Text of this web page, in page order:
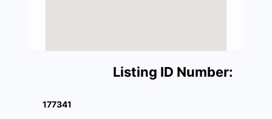
Listing ID Number:
177341